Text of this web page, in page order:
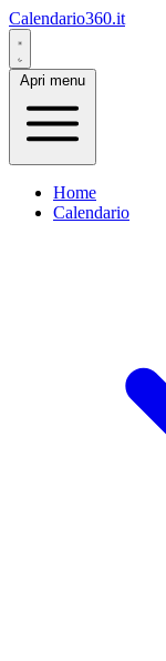
Calendario360.it
Apri menu
Home
Calendario